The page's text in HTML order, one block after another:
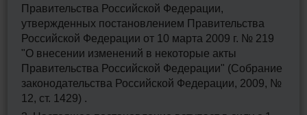
Правительства Российской Федерации,
утвержденных постановлением Правительства
Российской Федерации от 10 марта 2009 г. № 219
"О внесении изменений в некоторые акты
Правительства Российской Федерации" (Собрание
законодательства Российской Федерации, 2009, №
12, ст. 1429) .